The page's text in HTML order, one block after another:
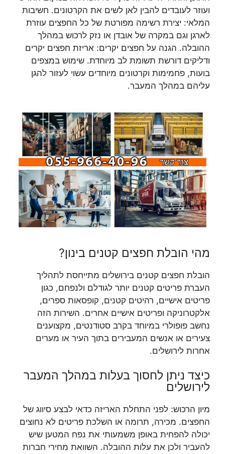
ועוזר לעובדים להבין לאן לשים את הקרטונים. חשיבות
המלאי: יצירת רשימה מפורטת של כל החפצים עוזרת
לארגן וגם במקרה של אובדן או נזק לרכוש במהלך
ההובלה. הגנה על חפצים יקרים: אריזת חפצים יקרים
ודליקים דורשת תשומת לב מיוחדת. שימוש במצפים
בועות, פחמימות וקרטונים מיוחדים עשוי לעזור להגן
עליהם במהלך המעבר.
מהי הובלת חפצים קטנים בינון?
הובלת חפצים קטנים בירושלים מתייחסת לתהליך
העברת פריטים קטנים יותר לגודלם ולנפחם, כגון
פריטים אישיים, רהיטים קטנים, קופסאות ספרים,
אלקטרוניקה ופריטים אישיים אחרים. השירות הזה
נחשב פופולרי במיוחד בקרב סטודנטים, מקצוענים
צעירים או אנשים המעבירים בתוך העיר או מערים
אחרות לירושלים.
כיצד ניתן לחסוך בעלות במהלך המעבר
לירושלים
מיון הרכוש: לפני התחלת האריזה כדאי לבצע סיווג של
החפצים. מכירה, תרומה או השלכת פריטים לא נחוצים
יכולה להפחית באופן משמעותי את נפח המטען שיש
להעביר ולכן את עלות ההובלה. השוואת מחירי חברות